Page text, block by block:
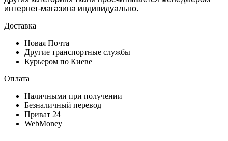
интернет-магазина индивидуально.
Доставка
Новая Почта
Другие транспортные службы
Курьером по Киеве
Оплата
Наличными при получении
Безналичный перевод
Приват 24
WebMoney